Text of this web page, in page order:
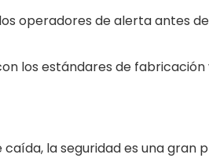
operadores de alerta antes
los estándares de
la seguridad es una gran